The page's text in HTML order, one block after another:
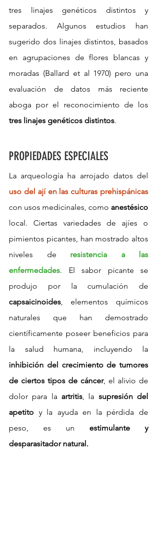
tres linajes genéticos distintos y
separados. Algunos estudios han
sugerido dos linajes distintos, basados
en agrupaciones de flores blancas y
moradas (Ballard et al 1970) pero una
evaluación de datos más reciente
tres linajes genéticos distintos.
PROPIEDADES ESPECIALES
uso del ají en las culturas prehispánicas
con usos medicinales, como anestésico
local. Ciertas variedades de ajíes o
pimientos picantes, han mostrado altos
niveles de resistencia a las
enfermedades. El sabor picante se
capsaicinoides, elementos químicos
naturales que han demostrado
científicamente poseer beneficios para
inhibición del crecimiento de tumores
de ciertos tipos de cáncer, el alivio de
dolor para la artritis, la supresión del
apetito y la ayuda en la pérdida de
peso, es un estimulante y
desparasitador natural.